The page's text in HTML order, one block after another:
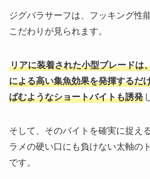
ジグパラサーフは、フッキング性
こだわりが見られます。
リアに装着された小型ブレードは
による高い集魚効果を発揮するだ
ばむようなショートバイトも誘発
そして、そのバイトを確実に捉え
ラメの硬い口にも負けない太軸の
です。